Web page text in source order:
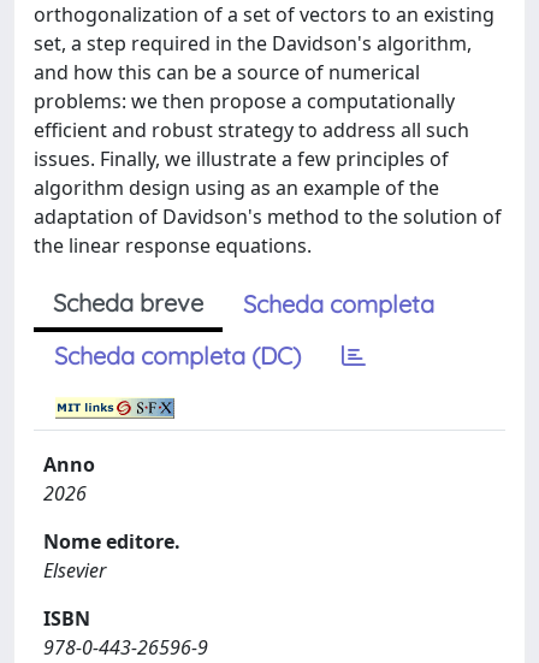
orthogonalization of a set of vectors to an existing
set, a step required in the Davidson's algorithm,
and how this can be a source of numerical
problems: we then propose a computationally
efficient and robust strategy to address all such
issues. Finally, we illustrate a few principles of
algorithm design using as an example of the
adaptation of Davidson's method to the solution of
the linear response equations.
Scheda breve
Scheda completa
Scheda completa (DC)
Anno
2026
Nome editore.
Elsevier
ISBN
978-0-443-26596-9